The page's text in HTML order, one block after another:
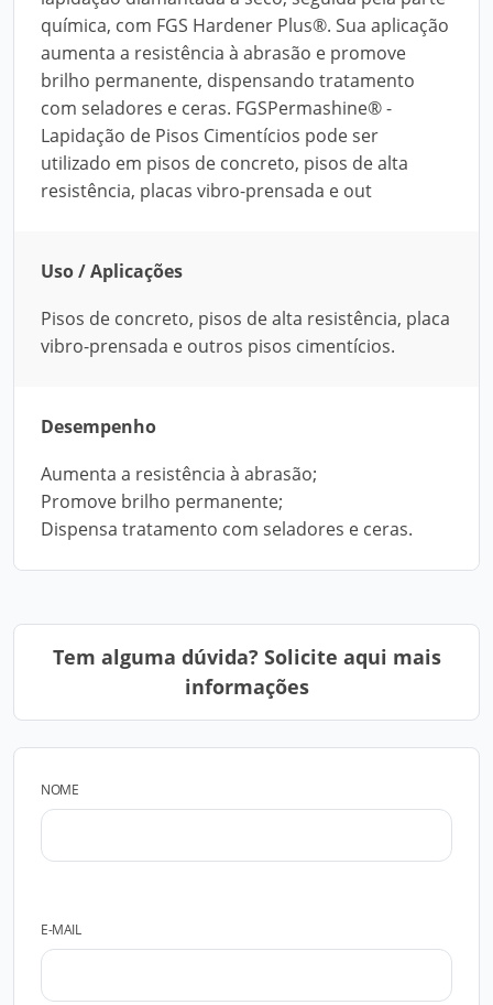
química, com FGS Hardener Plus®. Sua aplicação
aumenta a resistência à abrasão e promove
brilho permanente, dispensando tratamento
com seladores e ceras. FGSPermashine® -
Lapidação de Pisos Cimentícios pode ser
utilizado em pisos de concreto, pisos de alta
resistência, placas vibro-prensada e out
Uso / Aplicações
Pisos de concreto, pisos de alta resistência, placa
vibro-prensada e outros pisos cimentícios.
Desempenho
Aumenta a resistência à abrasão;
Promove brilho permanente;
Dispensa tratamento com seladores e ceras.
Tem alguma dúvida? Solicite aqui mais
informações
NOME
E-MAIL